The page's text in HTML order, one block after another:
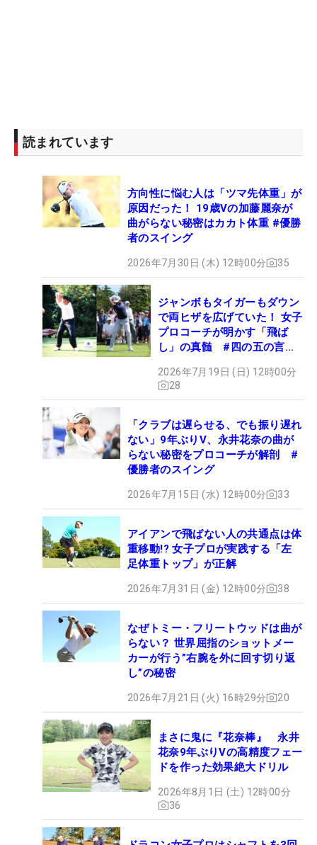
読まれています
方向性に悩む人は「ツマ先体重」が
原因だった！ 19歳Vの加藤麗奈が
曲がらない秘密はカカト体重 #優勝
者のスイング
2026年7月30日 (木) 12時00分 35
ジャンボもタイガーもダウン
で両ヒザを広げていた！ 女子
プロコーチが明かす「飛ば
し」の真髄 #四の五の言わ
2026年7月19日 (日) 12時00分
28
「クラブは遅らせる、でも振り遅れ
ない」9年ぶりV、永井花奈の曲が
らない秘密をプロコーチが解剖 #
優勝者のスイング
2026年7月15日 (水) 12時00分 33
アイアンで飛ばない人の共通点は体
重移動!? 女子プロが実践する「左
足体重トップ」が正解
2026年7月31日 (金) 12時00分 38
なぜトミー・フリートウッドは曲が
らない？ 世界屈指のショットメー
カーが行う”右腕を外に回す切り返
し”の秘密
2026年7月21日 (火) 16時29分 20
まさに鬼に『花奈棒』 永井
花奈9年ぶりVの高精度フェー
ドを作った効果絶大ドリル
2026年8月1日 (土) 12時00分
36